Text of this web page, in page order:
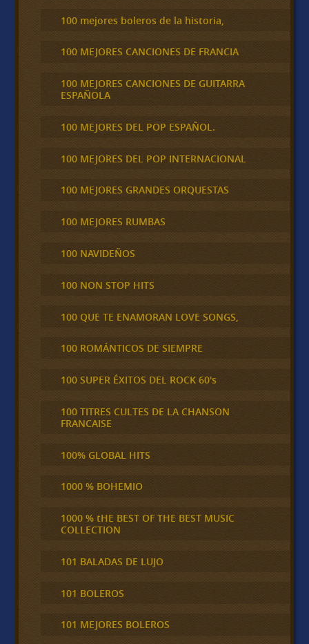
100 mejores boleros de la historia,
100 MEJORES CANCIONES DE FRANCIA
100 MEJORES CANCIONES DE GUITARRA
ESPAÑOLA
100 MEJORES DEL POP ESPAÑOL.
100 MEJORES DEL POP INTERNACIONAL
100 MEJORES GRANDES ORQUESTAS
100 MEJORES RUMBAS
100 NAVIDEÑOS
100 NON STOP HITS
100 QUE TE ENAMORAN LOVE SONGS,
100 ROMÁNTICOS DE SIEMPRE
100 SUPER ÉXITOS DEL ROCK 60's
100 TITRES CULTES DE LA CHANSON
FRANCAISE
100% GLOBAL HITS
1000 % BOHEMIO
1000 % tHE BEST OF THE BEST MUSIC
COLLECTION
101 BALADAS DE LUJO
101 BOLEROS
101 MEJORES BOLEROS